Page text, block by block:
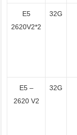
E5
2620V2*2
32G
E5 –
2620 V2
32G